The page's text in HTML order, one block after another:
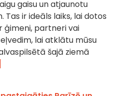
gaisu un atjaunotu
Tas ir ideāls laiks, lai dotos
ģimeni, partneri vai
lai atklātu mūsu
šajā ziemā